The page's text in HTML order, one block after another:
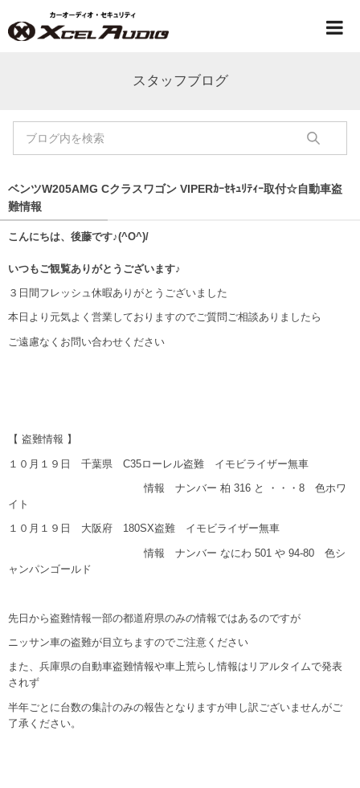
スタッフブログ
ベンツW205AMG Cクラスワゴン VIPERｶｰｾｷｭﾘﾃｨｰ取付☆自動車盗
難情報
こんにちは、後藤です♪(^O^)/
いつもご観覧ありがとうございます♪
３日間フレッシュ休暇ありがとうございました
本日より元気よく営業しておりますのでご質問ご相談ありましたら
ご遠慮なくお問い合わせください
【 盗難情報 】
１０月１９日 千葉県 C35ローレル盗難 イモビライザー無車
情報 ナンバー 柏 316 と ・・・8 色ホワ
イト
１０月１９日 大阪府 180SX盗難 イモビライザー無車
情報 ナンバー なにわ 501 や 94-80 色シ
ャンパンゴールド
先日から盗難情報一部の都道府県のみの情報ではあるのですが
ニッサン車の盗難が目立ちますのでご注意ください
また、兵庫県の自動車盗難情報や車上荒らし情報はリアルタイムで発表
されず
半年ごとに台数の集計のみの報告となりますが申し訳ございませんがご
了承ください。